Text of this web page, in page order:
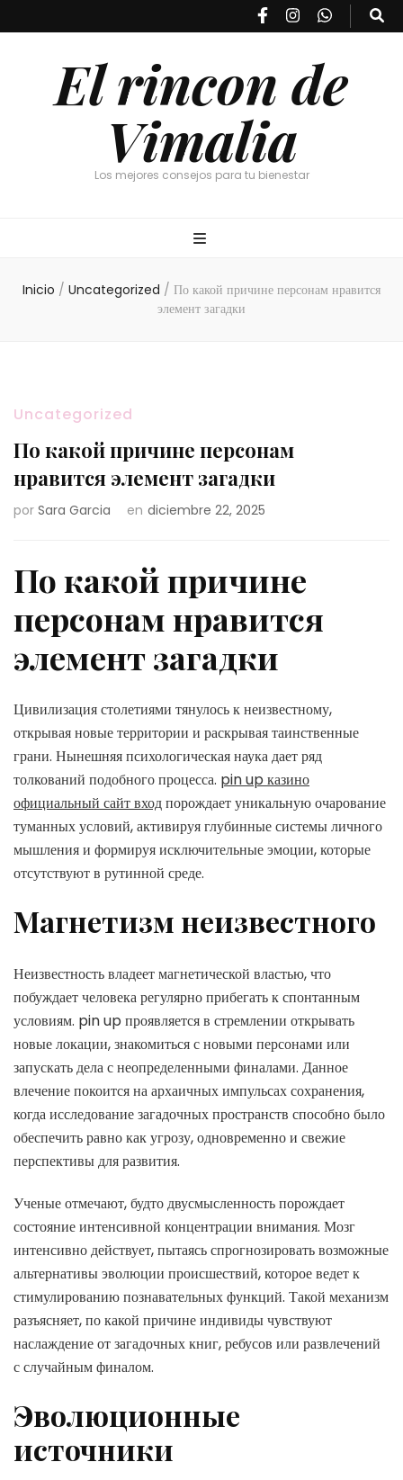
El rincon de
Vimalia
Los mejores consejos para tu bienestar
Inicio / Uncategorized / По какой причине персонам нравится
элемент загадки
Uncategorized
По какой причине персонам
нравится элемент загадки
por Sara Garcia en diciembre 22, 2025
По какой причине
персонам нравится
элемент загадки
Цивилизация столетиями тянулось к неизвестному,
открывая новые территории и раскрывая таинственные
грани. Нынешняя психологическая наука дает ряд
толкований подобного процесса. pin up казино
официальный сайт входпорождает уникальную очарование
туманных условий, активируя глубинные системы личного
мышления и формируя исключительные эмоции, которые
отсутствуют в рутинной среде.
Магнетизм неизвестного
Неизвестность владеет магнетической властью, что
побуждает человека регулярно прибегать к спонтанным
условиям. pin up проявляется в стремлении открывать
новые локации, знакомиться с новыми персонами или
запускать дела с неопределенными финалами. Данное
влечение покоится на архаичных импульсах сохранения,
когда исследование загадочных пространств способно было
обеспечить равно как угрозу, одновременно и свежие
перспективы для развития.
Ученые отмечают, будто двусмысленность порождает
состояние интенсивной концентрации внимания. Мозг
интенсивно действует, пытаясь спрогнозировать возможные
альтернативы эволюции происшествий, которое ведет к
стимулированию познавательных функций. Такой механизм
разъясняет, по какой причине индивиды чувствуют
наслаждение от загадочных книг, ребусов или развлечений
с случайным финалом.
Эволюционные
источники